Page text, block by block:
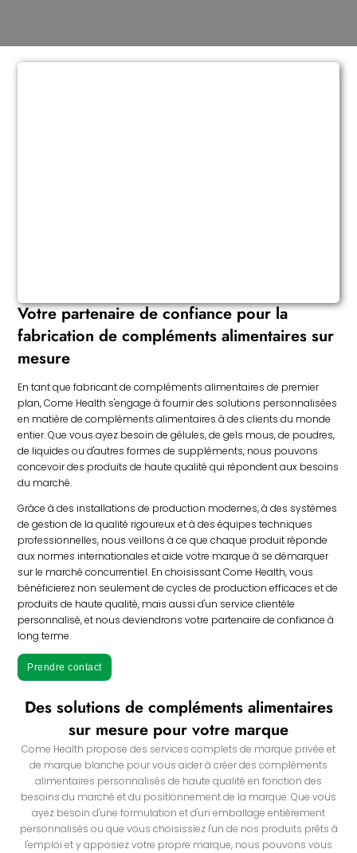
Votre partenaire de confiance pour la
fabrication de compléments alimentaires sur
mesure
En tant que fabricant de compléments alimentaires de premier
plan, Come Health s'engage à fournir des solutions personnalisées
en matière de compléments alimentaires à des clients du monde
entier. Que vous ayez besoin de gélules, de gels mous, de poudres,
de liquides ou d'autres formes de suppléments, nous pouvons
concevoir des produits de haute qualité qui répondent aux besoins
du marché.
Grâce à des installations de production modernes, à des systèmes
de gestion de la qualité rigoureux et à des équipes techniques
professionnelles, nous veillons à ce que chaque produit réponde
aux normes internationales et aide votre marque à se démarquer
sur le marché concurrentiel. En choisissant Come Health, vous
bénéficierez non seulement de cycles de production efficaces et de
produits de haute qualité, mais aussi d'un service clientèle
personnalisé, et nous deviendrons votre partenaire de confiance à
long terme.
Prendre contact
Des solutions de compléments alimentaires
sur mesure pour votre marque
Come Health propose des services complets de marque privée et
de marque blanche pour vous aider à créer des compléments
alimentaires personnalisés de haute qualité en fonction des
besoins du marché et du positionnement de la marque. Que vous
ayez besoin d'une formulation et d'un emballage entièrement
personnalisés ou que vous choisissiez l'un de nos produits prêts à
l'emploi et y apposiez votre propre marque, nous pouvons vous